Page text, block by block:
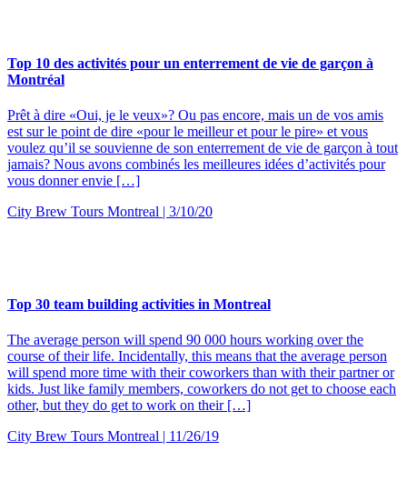
Top 10 des activités pour un enterrement de vie de garçon à
Montréal
Prêt à dire «Oui, je le veux»? Ou pas encore, mais un de vos amis
est sur le point de dire «pour le meilleur et pour le pire» et vous
voulez qu’il se souvienne de son enterrement de vie de garçon à tout
jamais? Nous avons combinés les meilleures idées d’activités pour
vous donner envie […]
City Brew Tours Montreal | 3/10/20
Top 30 team building activities in Montreal
The average person will spend 90 000 hours working over the
course of their life. Incidentally, this means that the average person
will spend more time with their coworkers than with their partner or
kids. Just like family members, coworkers do not get to choose each
other, but they do get to work on their […]
City Brew Tours Montreal | 11/26/19